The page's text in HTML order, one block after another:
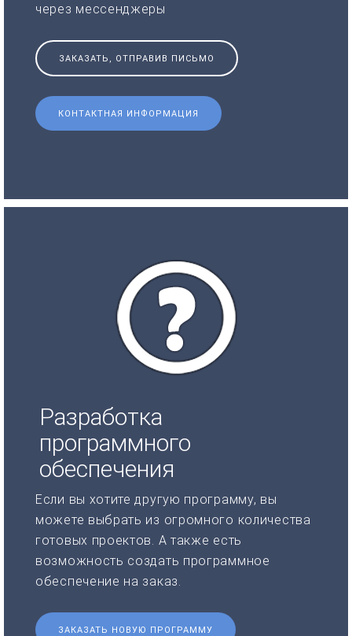
через мессенджеры
ЗАКАЗАТЬ, ОТПРАВИВ ПИСЬМО
КОНТАКТНАЯ ИНФОРМАЦИЯ
Разработка
программного
обеспечения
Если вы хотите другую программу, вы
можете выбрать из огромного количества
готовых проектов. А также есть
возможность создать программное
обеспечение на заказ.
ЗАКАЗАТЬ НОВУЮ ПРОГРАММУ